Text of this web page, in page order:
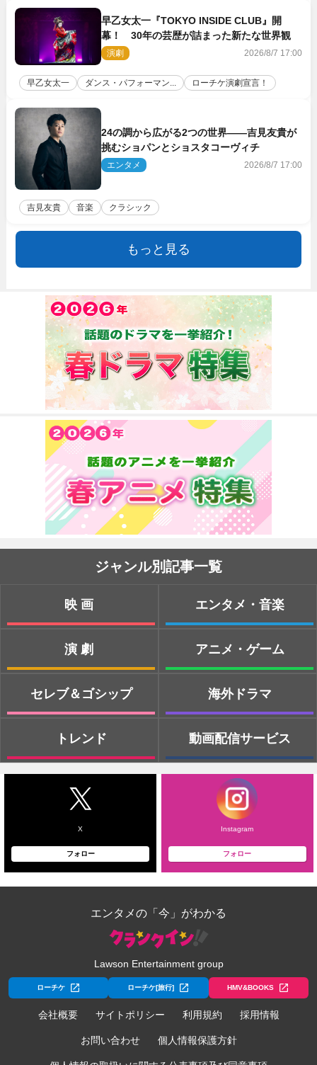
早乙女太一『TOKYO INSIDE CLUB』開
幕！ 30年の芸歴が詰まった新たな世界観
演劇 2026/8/7 17:00
早乙女太一 ダンス・パフォーマン... ローチケ演劇宣言！
24の調から広がる2つの世界――吉見友貴が
挑むショパンとショスタコーヴィチ
エンタメ 2026/8/7 17:00
吉見友貴 音楽 クラシック
もっと見る
ジャンル別記事一覧
映画
演劇
セレブ＆ゴシップ
トレンド
エンタメ・音楽
アニメ・ゲーム
海外ドラマ
動画配信サービス
X
フォロー
Instagram
フォロー
エンタメの「今」がわかる
Lawson Entertainment group
ローチケ ローチケ[旅行] HMV&BOOKS
会社概要 サイトポリシー 利用規約 採用情報
お問い合わせ 個人情報保護方針